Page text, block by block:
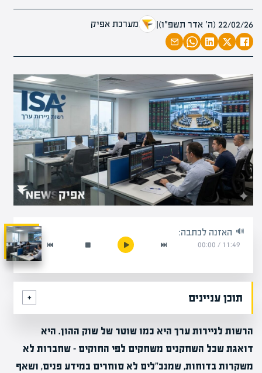
22/02/26 (ה׳ אדר תשפ״ו) | מערכת אפיק
האזנה לכתבה:
11:49
/
00:00
תוכן עניינים
הרשות לניירות ערך היא כמו שוטר של שוק ההון. היא
דואגת שכל השחקנים משחקים לפי החוקים – שחברות לא
משקרות בדוחות, שמנכ"לים לא סוחרים במידע פנים, ושאף